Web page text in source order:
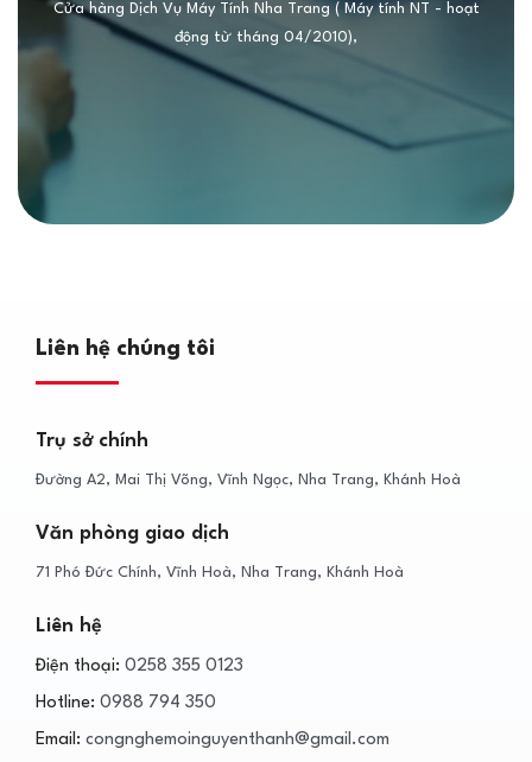
Cửa hàng Dịch Vụ Máy Tính Nha Trang ( Máy tính NT - hoạt
động từ tháng 04/2010),
Liên hệ chúng tôi
Trụ sở chính
Đường A2, Mai Thị Võng, Vĩnh Ngọc, Nha Trang, Khánh Hoà
Văn phòng giao dịch
71 Phó Đức Chính, Vĩnh Hoà, Nha Trang, Khánh Hoà
Liên hệ
Điện thoại: 0258 355 0123
Hotline: 0988 794 350
Email: congnghemoinguyenthanh@gmail.com